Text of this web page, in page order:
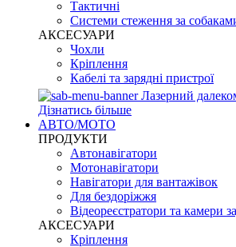
Тактичні
Системи стеження за
АКСЕСУАРИ
Чохли
Кріплення
Кабелі та зарядні пристрої
Лазерний
Дізнатись більше
АВТО/МОТО
ПРОДУКТИ
Автонавігатори
Мотонавігатори
Навігатори для вантажівок
Для бездоріжжя
Відеореєстратори та камери
АКСЕСУАРИ
Кріплення